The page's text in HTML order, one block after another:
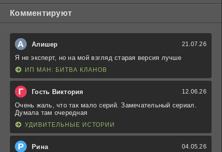
Комментируют
А Алишер 21.07.26
Я не эксперт, но на мой взгляд старая версия лучше
ИП МАН: БИТВА КЛАНОВ
Г Гость Виктория 12.06.26
Очень жаль, что так мало серий. Замечательный сериал.
Думала там очередная
УДИВИТЕЛЬНЫЕ ИСТОРИИ
Р Рина 04.05.26